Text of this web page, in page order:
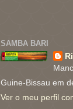
SAMBA BARI
Guine-Bissau em
Ver o meu perfil